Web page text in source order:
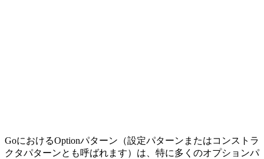
GoにおけるOptionパターン（設定パターンまたはコンストラ
クタパターンとも呼ばれます）は、特に多くのオプションパ